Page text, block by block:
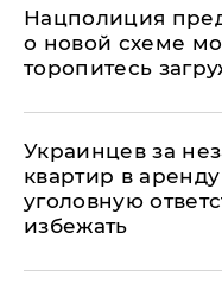
Нацполиция
о новой схеме
торопитесь
Украинцев за
квартир в
уголовную
избежать